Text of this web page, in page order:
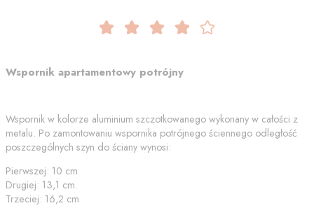
Wspornik apartamentowy potrójny
Wspornik w kolorze aluminium szczotkowanego wykonany w całości z
metalu. Po zamontowaniu wspornika potrójnego ściennego odległość
poszczególnych szyn do ściany wynosi:
Pierwszej: 10 cm
Drugiej: 13,1 cm.
Trzeciej: 16,2 cm